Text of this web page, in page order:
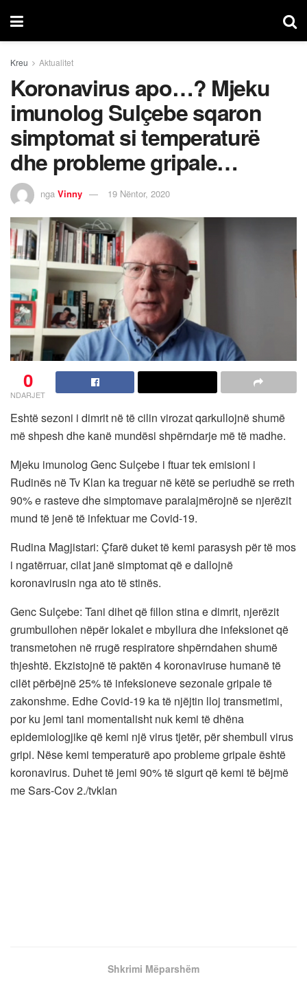
Kreu Aktualitet
Koronavirus apo…? Mjeku
imunolog Sulçebe sqaron
simptomat si temperaturë
dhe probleme gripale…
nga Vinny 19 Nëntor, 2020
0
NDARJET
Eshtë sezoni i dimrit në të cilin virozat qarkullojnë shumë
më shpesh dhe kanë mundësi shpërndarje më të madhe.
Mjeku imunolog Genc Sulçebe i ftuar tek emisioni i
Rudinës në Tv Klan ka treguar në këtë se periudhë se rreth
90% e rasteve dhe simptomave paralajmërojnë se njerëzit
mund të jenë të infektuar me Covid-19.
Rudina Magjistari: Çfarë duket të kemi parasysh për të mos
i ngatërruar, cilat janë simptomat që e dallojnë
koronavirusin nga ato të stinës.
Genc Sulçebe: Tani dihet që fillon stina e dimrit, njerëzit
grumbullohen nëpër lokalet e mbyllura dhe infeksionet që
transmetohen në rrugë respiratore shpërndahen shumë
thjeshtë. Ekzistojnë të paktën 4 koronaviruse humanë të
cilët përbëjnë 25% të infeksioneve sezonale gripale të
zakonshme. Edhe Covid-19 ka të njëjtin lloj transmetimi,
por ku jemi tani momentalisht nuk kemi të dhëna
epidemiologjike që kemi një virus tjetër, për shembull virus
gripi. Nëse kemi temperaturë apo probleme gripale është
koronavirus. Duhet të jemi 90% të sigurt që kemi të bëjmë
me Sars-Cov 2./tvklan
Shkrimi Mëparshëm